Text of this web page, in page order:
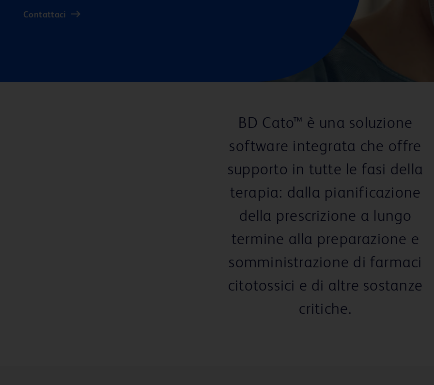
Contattaci
BD Cato™ è una soluzione
software integrata che offre
supporto in tutte le fasi della
terapia: dalla pianificazione
della prescrizione a lungo
termine alla preparazione e
somministrazione di farmaci
citotossici e di altre sostanze
critiche.